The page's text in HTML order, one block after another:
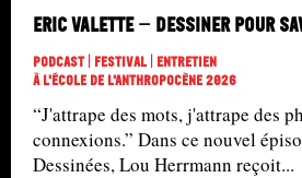
Eric Valette – Dessiner pour
Podcast | Festival | Entretien
À L'école De L'Anthropocène 2026
“J'attrape des mots, j'attrape des
connexions.” Dans ce nouvel épisode de Sciences
Dessinées, Lou Herrmann reçoit...